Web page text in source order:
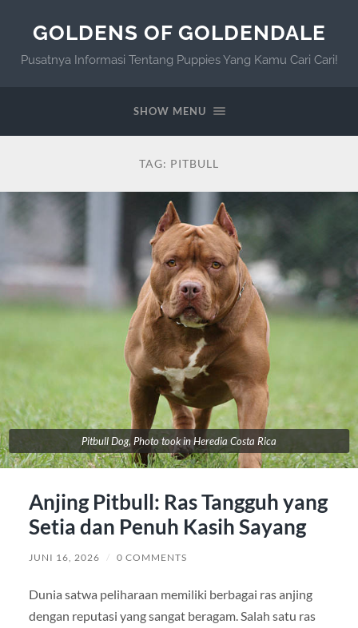
GOLDENS OF GOLDENDALE
Pusatnya Informasi Tentang Puppies Yang Kamu Cari Cari!
SHOW MENU
TAG: PITBULL
Pitbull Dog, Photo took in Heredia Costa Rica
Anjing Pitbull: Ras Tangguh yang
Setia dan Penuh Kasih Sayang
JUNI 16, 2026 / 0 COMMENTS
Dunia satwa peliharaan memiliki berbagai ras anjing
dengan reputasi yang sangat beragam. Salah satu ras